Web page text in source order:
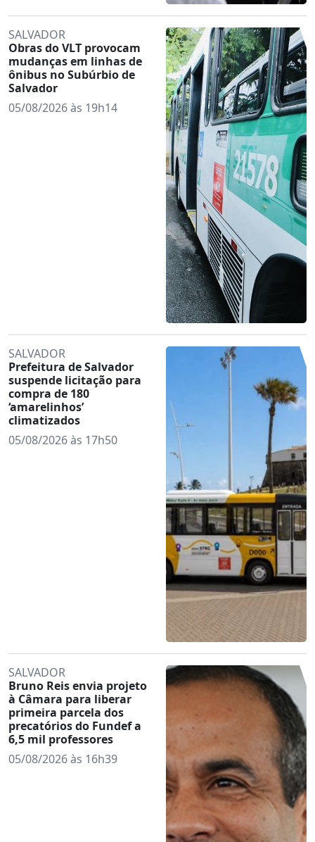
SALVADOR
Obras do VLT provocam
mudanças em linhas de
ônibus no Subúrbio de
Salvador
05/08/2026 às 19h14
SALVADOR
Prefeitura de Salvador
suspende licitação para
compra de 180
‘amarelinhos’
climatizados
05/08/2026 às 17h50
SALVADOR
Bruno Reis envia projeto
à Câmara para liberar
primeira parcela dos
precatórios do Fundef a
6,5 mil professores
05/08/2026 às 16h39